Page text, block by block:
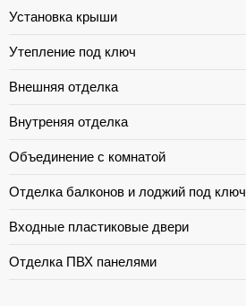
Установка крыши
Утепление под ключ
Внешняя отделка
Внутреняя отделка
Объединение с комнатой
Отделка балконов и лоджий под ключ
Входные пластиковые двери
Отделка ПВХ панелями